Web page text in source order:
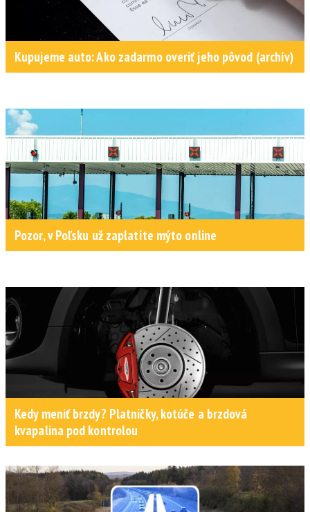
Kupujeme auto: Ako zadarmo overiť jeho pôvod (archív)
Pozor, v Poľsku už zaplatíte mýto online
Kedy meniť brzdy? Platničky, kotúče a brzdová
kvapalina pod kontrolou